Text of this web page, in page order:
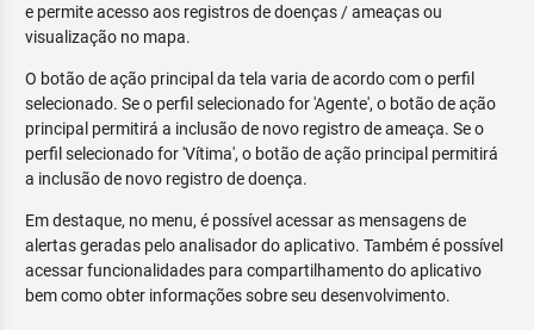
e permite acesso aos registros de doenças / ameaças ou
visualização no mapa.
O botão de ação principal da tela varia de acordo com o perfil
selecionado. Se o perfil selecionado for 'Agente', o botão de ação
principal permitirá a inclusão de novo registro de ameaça. Se o
perfil selecionado for 'Vítima', o botão de ação principal permitirá
a inclusão de novo registro de doença.
Em destaque, no menu, é possível acessar as mensagens de
alertas geradas pelo analisador do aplicativo. Também é possível
acessar funcionalidades para compartilhamento do aplicativo
bem como obter informações sobre seu desenvolvimento.